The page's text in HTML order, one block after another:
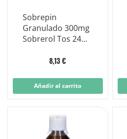
Sobrepin
Granulado 300mg
Sobrerol Tos 24
8,13 €
Añadir al carrito